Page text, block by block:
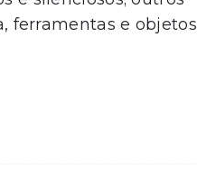
ferramentas e objetos